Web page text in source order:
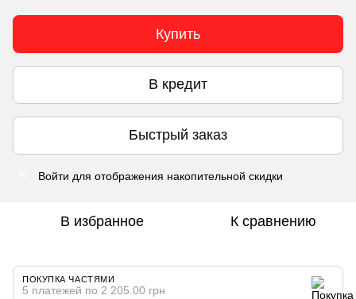
Купить
В кредит
Быстрый заказ
Войти для отображения накопительной скидки
В избранное К сравнению
ПОКУПКА ЧАСТЯМИ
5 платежей по 2 205.00 грн